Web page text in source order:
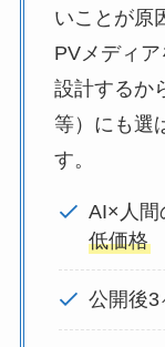
いことが原
PVメディ
設計するか
等）にも選
す。
AI×人間
低価格
公開後3